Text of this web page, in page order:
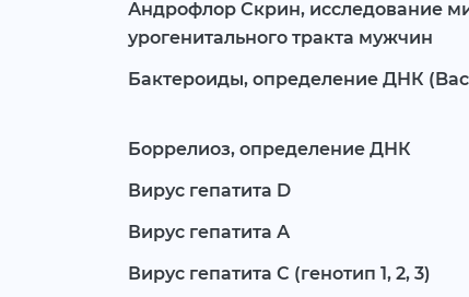
Андрофлор Скрин, исследование
урогенитального тракта мужчин
Бактероиды, определение ДНК
Боррелиоз, определение ДНК
Вирус гепатита D
Вирус гепатита А
Вирус гепатита С (генотип 1, 2, 3)